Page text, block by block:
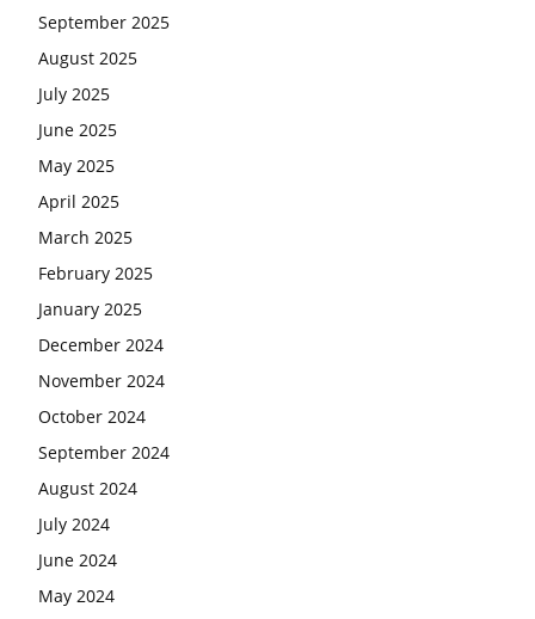
September 2025
August 2025
July 2025
June 2025
May 2025
April 2025
March 2025
February 2025
January 2025
December 2024
November 2024
October 2024
September 2024
August 2024
July 2024
June 2024
May 2024